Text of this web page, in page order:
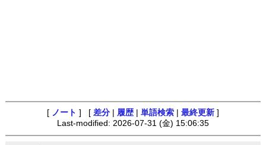
[ ノート ] [ 差分 履歴 単語検索 最終更新 ]
Last-modified: 2026-07-31 (金) 15:06:35